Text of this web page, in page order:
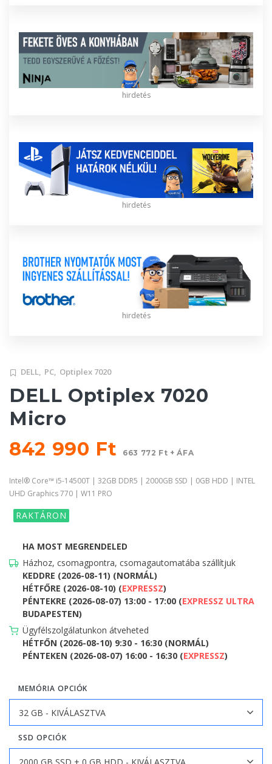
hirdetés
hirdetés
hirdetés
DELL, PC, Optiplex 7020
DELL Optiplex 7020
Micro
842 990 Ft
663 772 Ft + ÁFA
Intel® Core™ i5-14500T | 32GB DDR5 | 2000GB SSD | 0GB HDD | INTEL
UHD Graphics 770 | W11 PRO
RAKTÁRON
HA MOST MEGRENDELED
Házhoz, csomagpontra, csomagautomatába szállítjuk
KEDDRE (2026-08-11) (NORMÁL)
HÉTFŐRE (2026-08-10) (EXPRESSZ)
PÉNTEKRE (2026-08-07) 13:00 - 17:00 (EXPRESSZ ULTRA
BUDAPESTEN)
Ügyfélszolgálatunkon átveheted
HÉTFŐN (2026-08-10) 9:30 - 16:30 (NORMÁL)
PÉNTEKEN (2026-08-07) 16:00 - 16:30 (EXPRESSZ)
MEMÓRIA OPCIÓK
SSD OPCIÓK